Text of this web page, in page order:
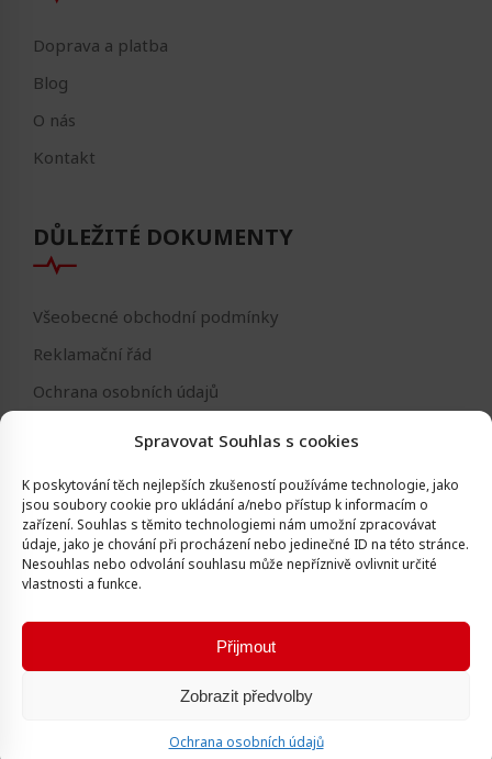
Spravovat Souhlas s cookies
K poskytování těch nejlepších zkušeností používáme technologie, jako
jsou soubory cookie pro ukládání a/nebo přístup k informacím o
zařízení. Souhlas s těmito technologiemi nám umožní zpracovávat
údaje, jako je chování při procházení nebo jedinečné ID na této stránce.
Nesouhlas nebo odvolání souhlasu může nepříznivě ovlivnit určité
vlastnosti a funkce.
Přijmout
Zobrazit předvolby
Ochrana osobních údajů
Doprava a platba
Blog
O nás
Kontakt
DŮLEŽITÉ DOKUMENTY
Všeobecné obchodní podmínky
Reklamační řád
Ochrana osobních údajů
Formulář - odstoupení od smlouvy
Odstoupení od smlouvy
Všechna práva vyhrazena © Igor Vlk - soukromá firma 2016 -
Vytvořila digitální agenturaAmetica